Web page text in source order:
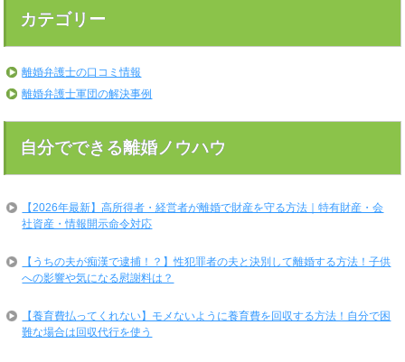
カテゴリー
離婚弁護士の口コミ情報
離婚弁護士軍団の解決事例
自分でできる離婚ノウハウ
【2026年最新】高所得者・経営者が離婚で財産を守る方法｜特有財産・会
社資産・情報開示命令対応
【うちの夫が痴漢で逮捕！？】性犯罪者の夫と決別して離婚する方法！子供
への影響や気になる慰謝料は？
【養育費払ってくれない】モメないように養育費を回収する方法！自分で困
難な場合は回収代行を使う